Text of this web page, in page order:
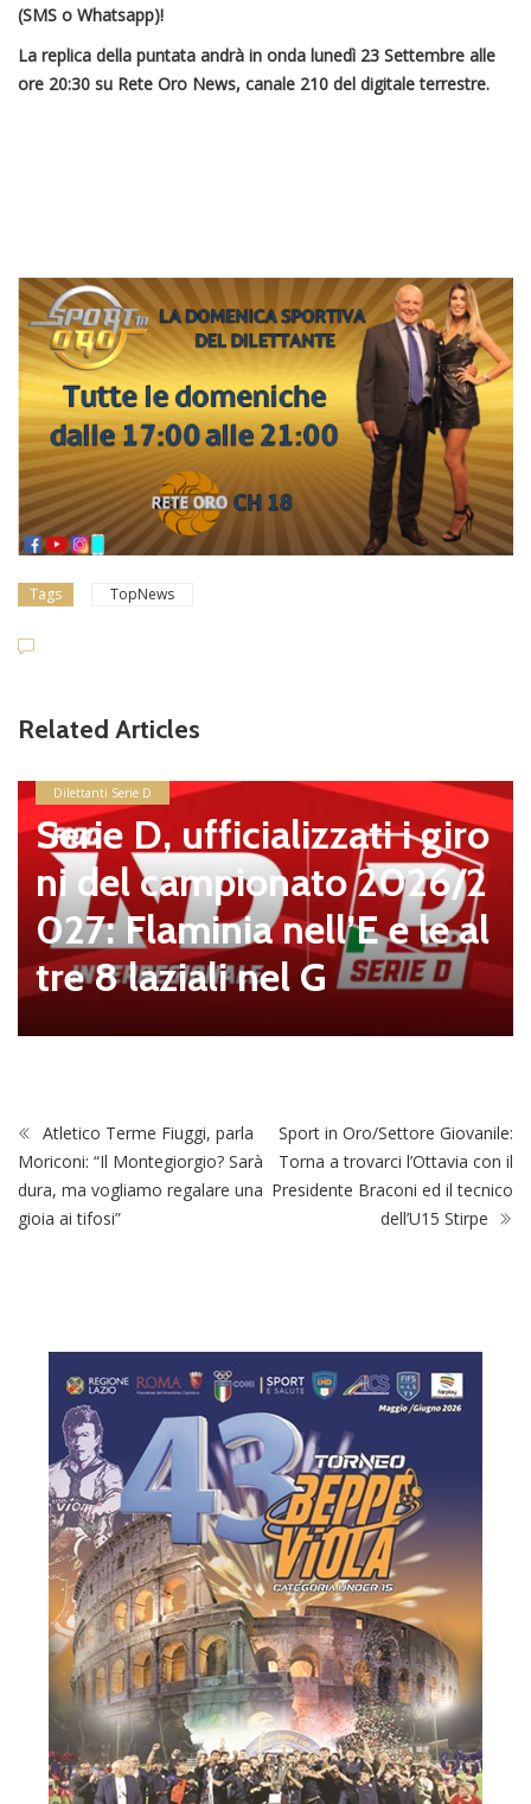
(SMS o Whatsapp)!
La replica della puntata andrà in onda lunedì 23 Settembre alle
ore 20:30 su Rete Oro News, canale 210 del digitale terrestre.
Tags TopNews
Related Articles
Dilettanti Serie D
Serie D, ufficializzati i giro
ni del campionato 2026/2
027: Flaminia nell’E e le al
tre 8 laziali nel G
Atletico Terme Fiuggi, parla
Moriconi: “Il Montegiorgio? Sarà
dura, ma vogliamo regalare una
gioia ai tifosi”
Sport in Oro/Settore Giovanile:
Torna a trovarci l’Ottavia con il
Presidente Braconi ed il tecnico
dell’U15 Stirpe